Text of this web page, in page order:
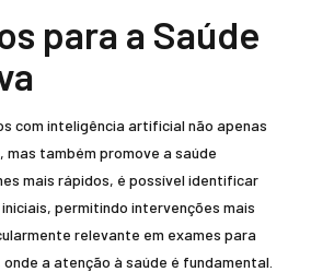
para a Saúde
com inteligência artificial não apenas
também promove a saúde
mais rápidos, é possível identificar
permitindo intervenções mais
relevante em exames para
a atenção à saúde é fundamental.